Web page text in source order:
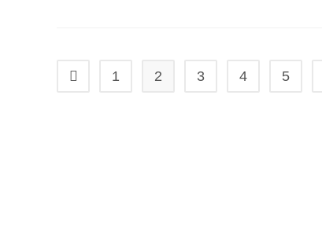
Go to the previous page
1 2 3 4 5